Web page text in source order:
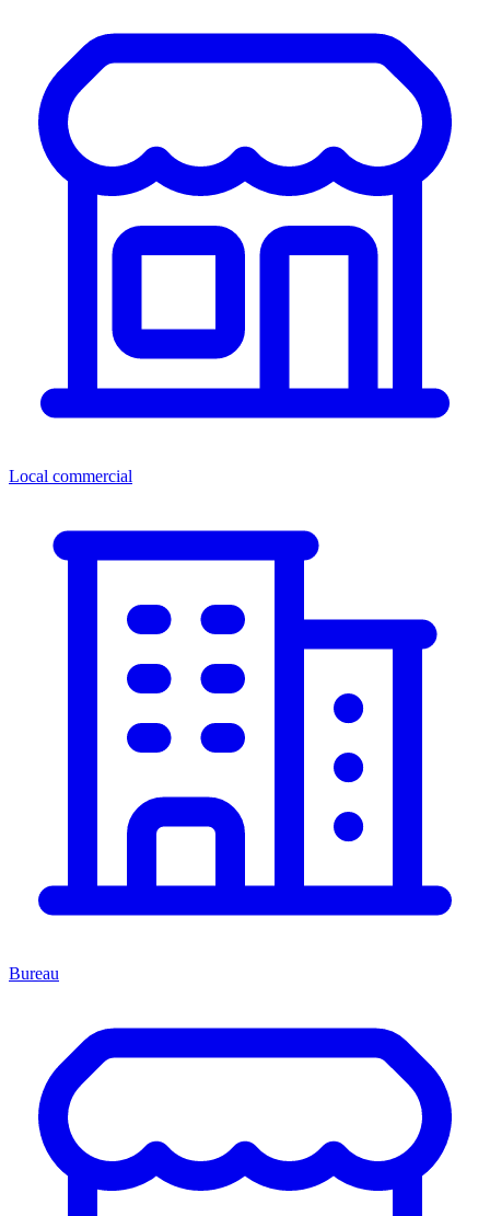
Local commercial
Bureau